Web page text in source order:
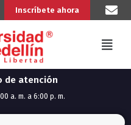
Inscríbete ahora
de atención
a. m. a 6:00 p. m.